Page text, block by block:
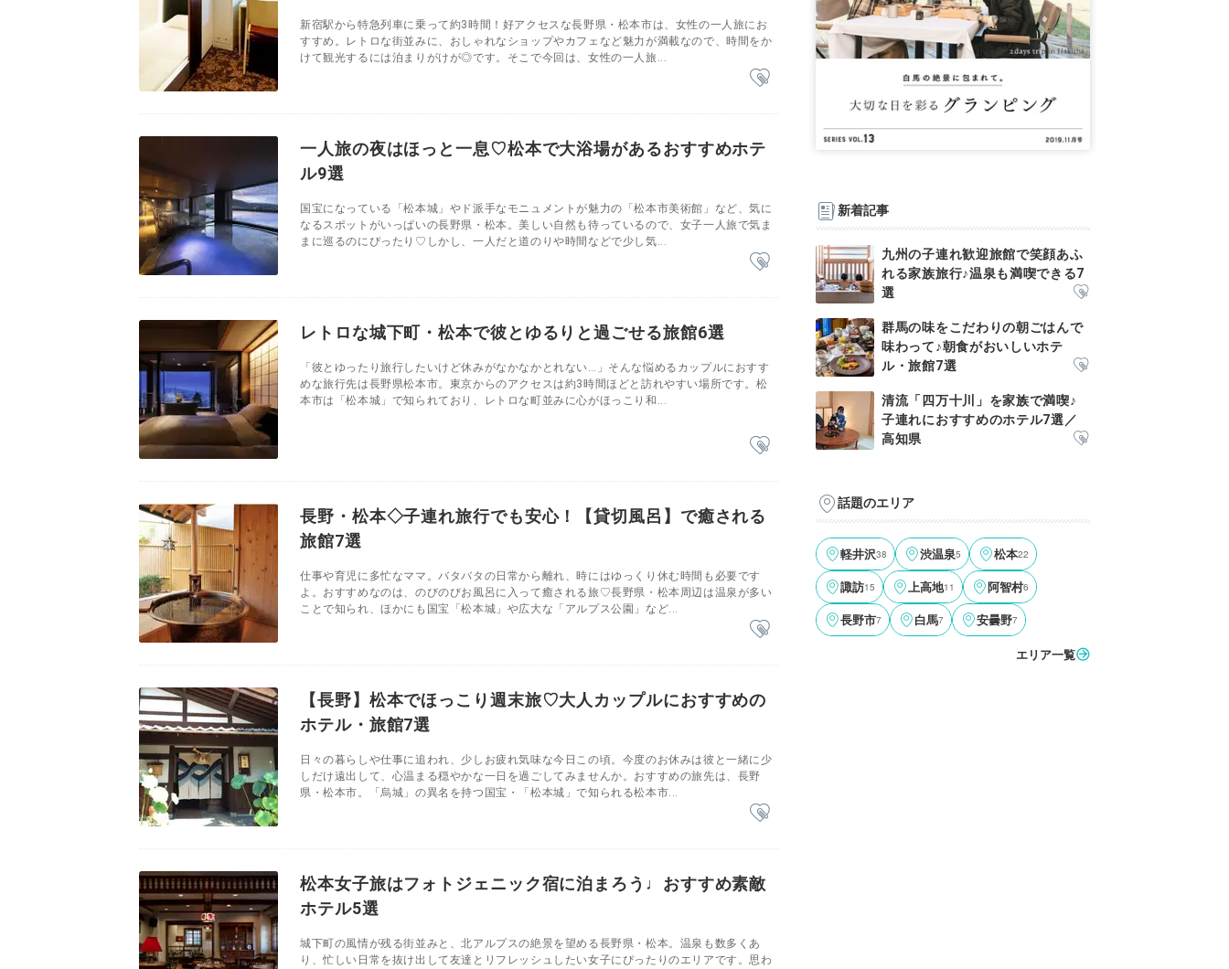
新宿駅から特急列車に乗って約3時間！好アクセスな長野県・松本市は、女性の一人旅にお
すすめ。レトロな街並みに、おしゃれなショップやカフェなど魅力が満載なので、時間をか
けて観光するには泊まりがけが◎です。そこで今回は、女性の一人旅...
一人旅の夜はほっと一息♡松本で大浴場があるおすすめホテ
ル9選
国宝になっている「松本城」やド派手なモニュメントが魅力の「松本市美術館」など、気に
なるスポットがいっぱいの長野県・松本。美しい自然も待っているので、女子一人旅で気ま
まに巡るのにぴったり♡しかし、一人だと道のりや時間などで少し気...
レトロな城下町・松本で彼とゆるりと過ごせる旅館6選
「彼とゆったり旅行したいけど休みがなかなかとれない…」そんな悩めるカップルにおすす
めな旅行先は長野県松本市。東京からのアクセスは約3時間ほどと訪れやすい場所です。松
本市は「松本城」で知られており、レトロな町並みに心がほっこり和...
長野・松本◇子連れ旅行でも安心！【貸切風呂】で癒される
旅館7選
仕事や育児に多忙なママ。バタバタの日常から離れ、時にはゆっくり休む時間も必要です
よ。おすすめなのは、のびのびお風呂に入って癒される旅♡長野県・松本周辺は温泉が多い
ことで知られ、ほかにも国宝「松本城」や広大な「アルプス公園」など...
【長野】松本でほっこり週末旅♡大人カップルにおすすめの
ホテル・旅館7選
日々の暮らしや仕事に追われ、少しお疲れ気味な今日この頃。今度のお休みは彼と一緒に少
しだけ遠出して、心温まる穏やかな一日を過ごしてみませんか。おすすめの旅先は、長野
県・松本市。「烏城」の異名を持つ国宝・「松本城」で知られる松本市...
松本女子旅はフォトジェニック宿に泊まろう♩おすすめ素敵
ホテル5選
城下町の風情が残る街並みと、北アルプスの絶景を望める長野県・松本。温泉も数多くあ
り、忙しい日常を抜け出して友達とリフレッシュしたい女子にぴったりのエリアです。思わ
新着記事
九州の子連れ歓迎旅館で笑顔あふ
れる家族旅行♪温泉も満喫できる7
選
群馬の味をこだわりの朝ごはんで
味わって♪朝食がおいしいホテ
ル・旅館7選
清流「四万十川」を家族で満喫♪
子連れにおすすめのホテル7選／
高知県
話題のエリア
軽井沢38 渋温泉5 松本22
諏訪15 上高地11 阿智村6
長野市7 白馬7 安曇野7
エリア一覧